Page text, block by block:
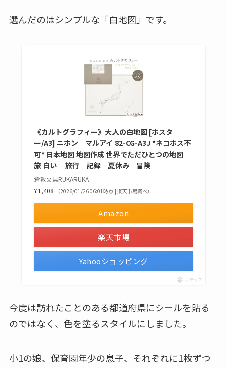
選んだのはシンプルな「白地図」です。
《カルトグラフィー》大人の白地図 [ポスタ
ー/A3] ニホン マルアイ 82-CG-A3J *ネコポス不
可* 日本地図 地図作成 世界でただひとつの地図
旅 白い 旅行 記録 夏休み 冒険
倉敷文具RUKARUKA
¥1,408
（2026/01/26 06:01時点 | 楽天市場調べ）
Amazon
楽天市場
Yahooショッピング
ポチップ
今度は訪れたことのある都道府県にシールを貼る
のではなく、色を塗るスタイルにしました。
小1の娘、保育園年少の息子、それぞれに1枚ずつ